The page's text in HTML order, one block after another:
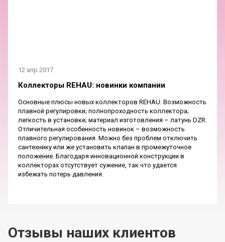
12 апр 2017
Коллекторы REHAU: новинки компании
Основные плюсы новых коллекторов REHAU: Возможность
плавной регулировки; полнопроходность коллектора;
легкость в установке; материал изготовления – латунь DZR.
Отличительная особенность новинок – возможность
плавного регулирования. Можно без проблем отключить
сантехнику или же установить клапан в промежуточное
положение. Благодаря инновационной конструкции в
коллекторах отсутствует сужение, так что удается
избежать потерь давления.
Отзывы наших клиентов